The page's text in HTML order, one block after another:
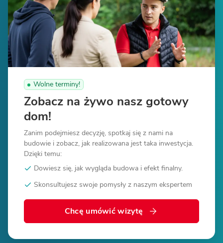
Wolne terminy!
Zobacz na żywo nasz gotowy
dom!
Zanim podejmiesz decyzję, spotkaj się z nami na
budowie i zobacz, jak realizowana jest taka inwestycja.
Dzięki temu:
Dowiesz się, jak wygląda budowa i efekt finalny.
Skonsultujesz swoje pomysły z naszym ekspertem
Chcę umówić wizytę